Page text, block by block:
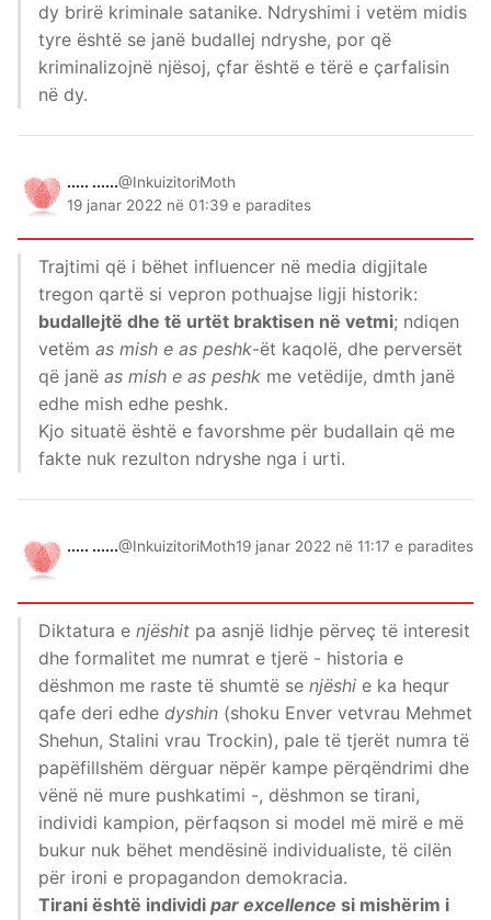
dy brirë kriminale satanike. Ndryshimi i vetëm midis
tyre është se janë budallej ndryshe, por që
kriminalizojnë njësoj, çfar është e tërë e çarfalisin
në dy.
..... ......@InkuizitoriMoth
19 janar 2022 në 01:39 e paradites
Trajtimi që i bëhet influencer në media digjitale
tregon qartë si vepron pothuajse ligji historik:
budallejtë dhe të urtët braktisen në vetmi; ndiqen
vetëm as mish e as peshk-ët kaqolë, dhe perversët
që janë as mish e as peshk me vetëdije, dmth janë
edhe mish edhe peshk.
Kjo situatë është e favorshme për budallain që me
fakte nuk rezulton ndryshe nga i urti.
..... ......@InkuizitoriMoth19 janar 2022 në 11:17 e paradites
Diktatura e njëshit pa asnjë lidhje përveç të interesit
dhe formalitet me numrat e tjerë - historia e
dëshmon me raste të shumtë se njëshi e ka hequr
qafe deri edhe dyshin (shoku Enver vetvrau Mehmet
Shehun, Stalini vrau Trockin), pale të tjerët numra të
papëfillshëm dërguar nëpër kampe përqëndrimi dhe
vënë në mure pushkatimi -, dëshmon se tirani,
individi kampion, përfaqson si model më mirë e më
bukur nuk bëhet mendësinë individualiste, të cilën
për ironi e propagandon demokracia.
Tirani është individi par excellence si mishërim i